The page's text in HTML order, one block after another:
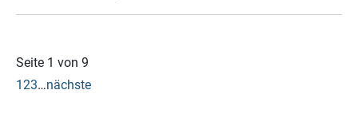
Seite 1 von 9
123…nächste